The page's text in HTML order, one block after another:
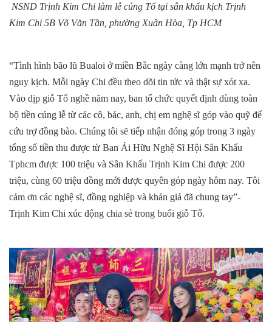
NSND Trịnh Kim Chi làm lễ cúng Tổ tại sân khấu kịch Trịnh
Kim Chi 5B Võ Văn Tần, phường Xuân Hòa, Tp HCM
“Tình hình bão lũ Bualoi ở miền Bắc ngày càng lớn mạnh trở nên
nguy kịch. Mỗi ngày Chi đều theo dõi tin tức và thật sự xót xa.
Vào dịp giỗ Tổ nghề năm nay, ban tổ chức quyết định dùng toàn
bộ tiền cúng lễ từ các cô, bác, anh, chị em nghệ sĩ góp vào quỹ để
cứu trợ đồng bào. Chúng tôi sẽ tiếp nhận đóng góp trong 3 ngày
tổng số tiền thu được từ Ban Ái Hữu Nghệ Sĩ Hội Sân Khấu
Tphcm được 100 triệu và Sân Khấu Trịnh Kim Chi được 200
triệu, cùng 60 triệu đồng mới được quyên góp ngày hôm nay. Tôi
cảm ơn các nghệ sĩ, đồng nghiệp và khán giả đã chung tay”-
Trịnh Kim Chi xúc động chia sẻ trong buổi giỗ Tổ.